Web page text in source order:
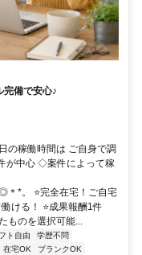
備で安心♪
の稼働時間は ご自身で調
が中心 ◇案件によって稼
＊*。 ⭐完全在宅！ご自宅
ける！ ⭐成果報酬1件
ものを選択可能...
ト自由
学歴不問
在宅OK
ブランクOK